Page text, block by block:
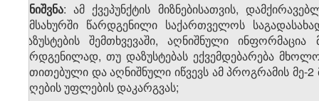
შენიშვნა: ამ ქვეპუნქტის მიზნებისათვის,
სამსახურში წარდგენილი საქართველოს
დაზუსტების შემთხვევაში, აღნიშნული
წარდგენილად, თუ დაზუსტებას ექვემდებარება
მითითებული და აღნიშნული იწვევს ამ პროგრამის მე-2
მიღების უფლების დაკარგვას;